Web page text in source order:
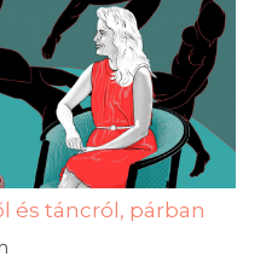
és táncról, párban